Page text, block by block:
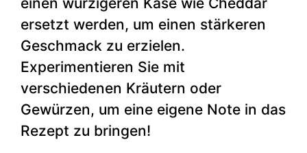
ersetzt werden, um einen stärkeren
Geschmack zu erzielen.
Experimentieren Sie mit
verschiedenen Kräutern oder
Gewürzen, um eine eigene Note in das
Rezept zu bringen!